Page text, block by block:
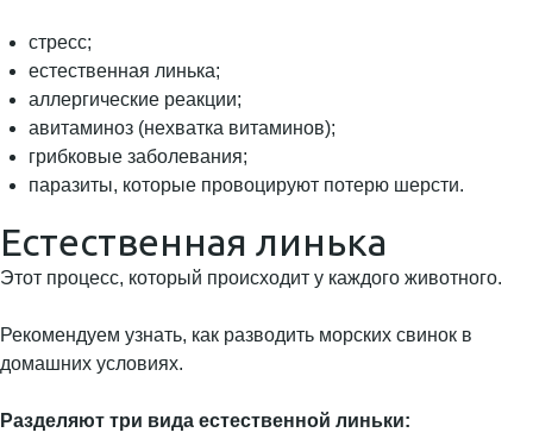
стресс;
естественная линька;
аллергические реакции;
авитаминоз (нехватка витаминов);
грибковые заболевания;
паразиты, которые провоцируют потерю шерсти.
Естественная линька
Этот процесс, который происходит у каждого животного.
Рекомендуем узнать, как разводить морских свинок в
домашних условиях.
Разделяют три вида естественной линьки: